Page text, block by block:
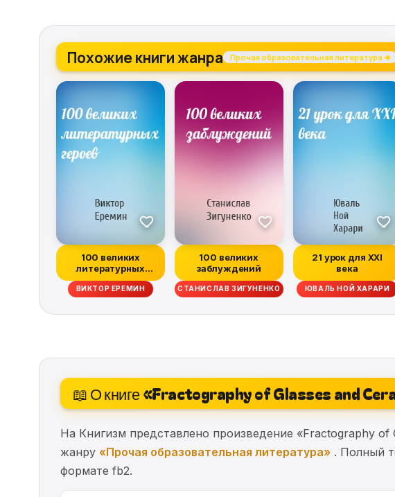
Похожие книги жанра Прочая образовательная литература →
100 великих
литературных
героев
ВИКТОР ЕРЕМИН
100 великих
заблуждений
СТАНИСЛАВ ЗИГУНЕНКО
21 урок для XXI
века
ЮВАЛЬ НОЙ ХАРАРИ
📖 О книге «Fractography of Glasses and
На Книгизм представлено произведение «Fractography
жанру «Прочая образовательная литература» . Полный
формате fb2.